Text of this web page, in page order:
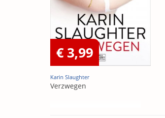
€ 3,99
Karin Slaughter
Verzwegen